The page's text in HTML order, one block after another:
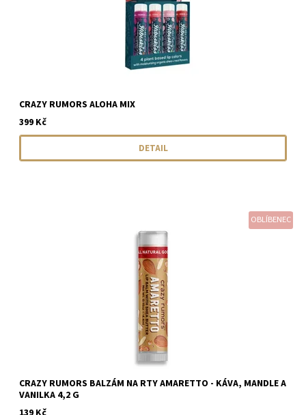
CRAZY RUMORS ALOHA MIX
399 Kč
DETAIL
OBLÍBENEC
CRAZY RUMORS BALZÁM NA RTY AMARETTO - KÁVA, MANDLE A
VANILKA 4,2 G